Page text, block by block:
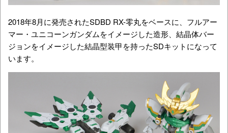
2018年8月に発売されたSDBD RX-零丸をベースに、フルアー
マー・ユニコーンガンダムをイメージした造形、結晶体バー
ジョンをイメージした結晶型装甲を持ったSDキットになって
います。